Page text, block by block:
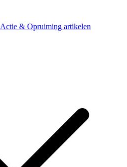
Actie & Opruiming artikelen